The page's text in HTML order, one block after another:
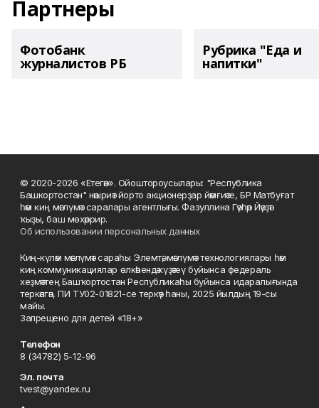
Партнеры
Фотобанк
журналистов РБ
Рубрика "Еда и
напитки"
© 2020-2026 «Етегән». Ойоштороусылары: "Республика
Башкортостан" нәшриәт йорто акционерҙар йәмғиәте, БР Матбуғат
һәм киң мәғлүмәт саралары агентлығы. Фазуллина Гәүһәр Йәүҙәт
ҡыҙы, баш мөхәррир.
Об использовании персональных данных
Киң-күләм мәғлүмәт сараһы Элемтә, мәғлүмәт технологиялары һәм
киң коммуникациялар өлкәһендә күҙәтеү буйынса федераль
хеҙмәттең Башҡортостан Республикаһы буйынса идаралығында
теркәлгән, ПИ ТУ02-01821-се теркәү һаны, 2025 йылдың 19-сы
майы.
Запрещено для детей «18+»
Телефон
8 (34782) 5-12-96
Эл. почта
tvest@yandex.ru